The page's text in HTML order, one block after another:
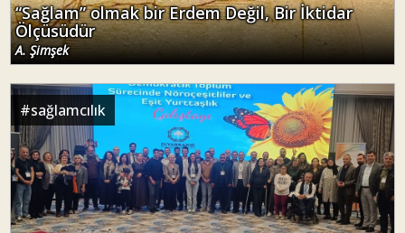
“Sağlam” olmak bir Erdem Değil, Bir İktidar
Ölçüsüdür
A. Şimşek
#sağlamcılık